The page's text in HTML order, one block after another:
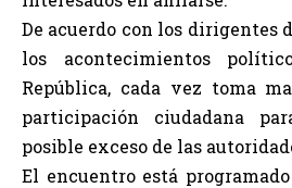
De acuerdo con los dirigentes
los acontecimientos
República, cada vez toma
participación ciudadana
posible exceso de las
El encuentro está